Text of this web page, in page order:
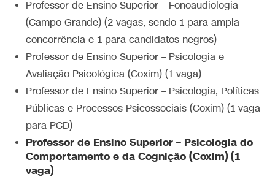
Professor de Ensino Superior – Fonoaudiologia
(Campo Grande) (2 vagas, sendo 1 para ampla
concorrência e 1 para candidatos negros)
Professor de Ensino Superior – Psicologia e
Avaliação Psicológica (Coxim) (1 vaga)
Professor de Ensino Superior – Psicologia, Políticas
Públicas e Processos Psicossociais (Coxim) (1 vaga
para PCD)
Professor de Ensino Superior – Psicologia do
Comportamento e da Cognição (Coxim) (1
vaga)